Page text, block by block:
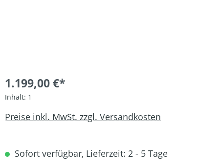
1.199,00 €*
Inhalt: 1
Preise inkl. MwSt. zzgl. Versandkosten
Sofort verfügbar, Lieferzeit: 2 - 5 Tage